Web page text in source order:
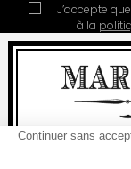
J’accepte
à la